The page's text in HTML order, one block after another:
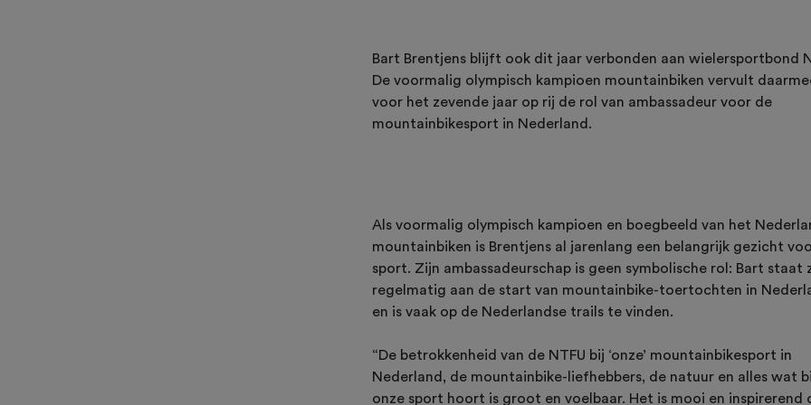
Bart Brentjens blijft ook dit jaar verbonden aan wielersportbond
De voormalig olympisch kampioen mountainbiken vervult
voor het zevende jaar op rij de rol van ambassadeur voor de
mountainbikesport in Nederland.
Als voormalig olympisch kampioen en boegbeeld van het
mountainbiken is Brentjens al jarenlang een belangrijk gezicht
sport. Zijn ambassadeurschap is geen symbolische rol: Bart staat
regelmatig aan de start van mountainbike-toertochten in
en is vaak op de Nederlandse trails te vinden.
“De betrokkenheid van de NTFU bij ‘onze’ mountainbikesport in
Nederland, de mountainbike-liefhebbers, de natuur en alles wat
onze sport hoort is groot en voelbaar. Het is mooi en inspirerend